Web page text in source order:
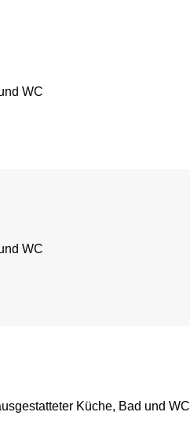
WC
WC
Küche, Bad und WC